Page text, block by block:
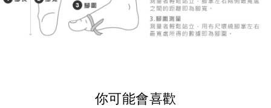
你可能會喜歡